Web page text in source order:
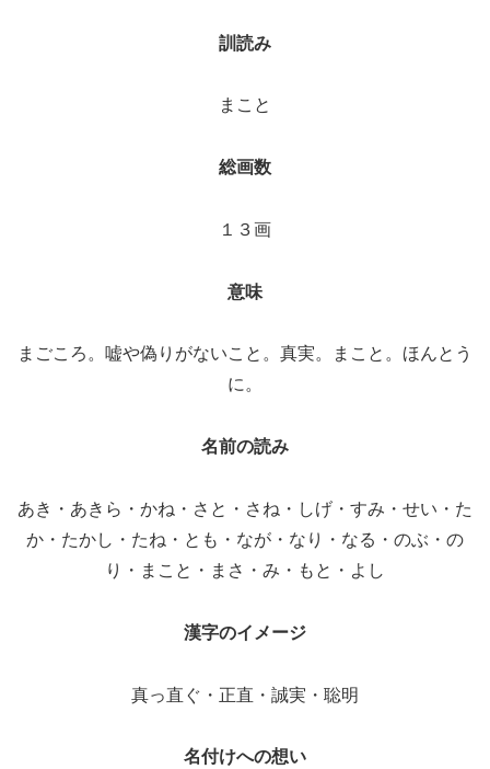
訓読み
まこと
総画数
１３画
意味
まごころ。嘘や偽りがないこと。真実。まこと。ほんとう
に。
名前の読み
あき・あきら・かね・さと・さね・しげ・すみ・せい・た
か・たかし・たね・とも・なが・なり・なる・のぶ・の
り・まこと・まさ・み・もと・よし
漢字のイメージ
真っ直ぐ・正直・誠実・聡明
名付けへの想い